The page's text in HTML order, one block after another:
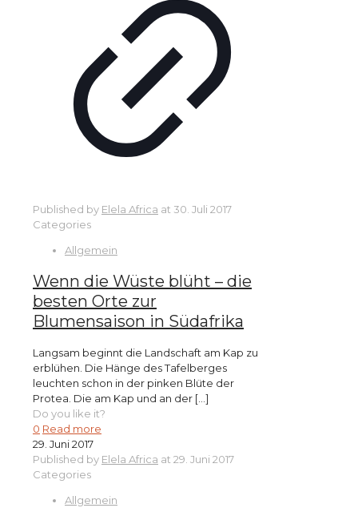
Published by Elela Africa at 30. Juli 2017
Categories
Allgemein
Wenn die Wüste blüht – die
besten Orte zur
Blumensaison in Südafrika
Langsam beginnt die Landschaft am Kap zu
erblühen. Die Hänge des Tafelberges
leuchten schon in der pinken Blüte der
Protea. Die am Kap und an der […]
Do you like it?
0 Read more
29. Juni 2017
Published by Elela Africa at 29. Juni 2017
Categories
Allgemein